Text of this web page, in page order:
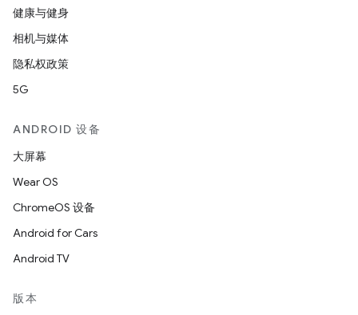
健康与健身
相机与媒体
隐私权政策
5G
ANDROID 设备
大屏幕
Wear OS
ChromeOS 设备
Android for Cars
Android TV
版本